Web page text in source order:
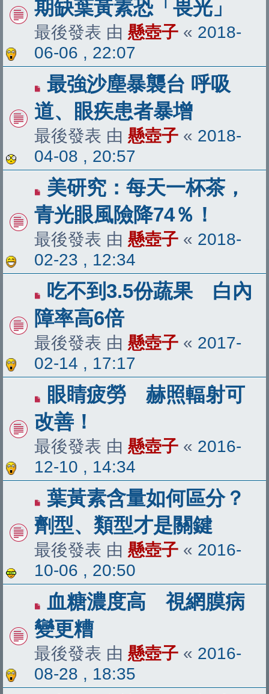
期缺葉黃素恐「畏光」
最後發表 由 懸壺子 « 2018-
06-06 , 22:07
最強沙塵暴襲台 呼吸
道、眼疾患者暴增
最後發表 由 懸壺子 « 2018-
04-08 , 20:57
美研究：每天一杯茶，
青光眼風險降74％！
最後發表 由 懸壺子 « 2018-
02-23 , 12:34
吃不到3.5份蔬果 白內
障率高6倍
最後發表 由 懸壺子 « 2017-
02-14 , 17:17
眼睛疲勞 赫照輻射可
改善！
最後發表 由 懸壺子 « 2016-
12-10 , 14:34
葉黃素含量如何區分？
劑型、類型才是關鍵
最後發表 由 懸壺子 « 2016-
10-06 , 20:50
血糖濃度高 視網膜病
變更糟
最後發表 由 懸壺子 « 2016-
08-28 , 18:35